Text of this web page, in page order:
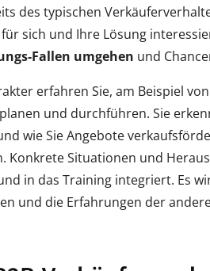
des typischen
sich und Ihre Lösung
Fallen umgehen und
erfahren Sie, am Beispiel
und durchführen. Sie
wie Sie Angebote
Konkrete Situationen und
in das Training integriert. Es
und die Erfahrungen der